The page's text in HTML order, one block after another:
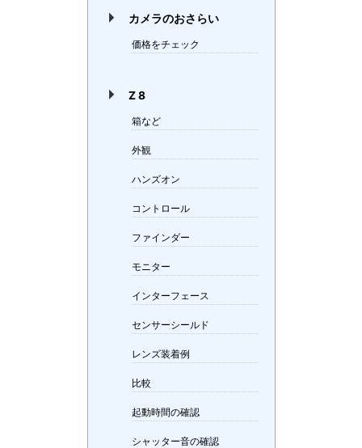
カメラのおさらい
価格をチェック
Z 8
箱など
外観
ハンズオン
コントロール
ファインダー
モニター
インターフェース
センサーシールド
レンズ装着例
比較
起動時間の確認
シャッター音の確認